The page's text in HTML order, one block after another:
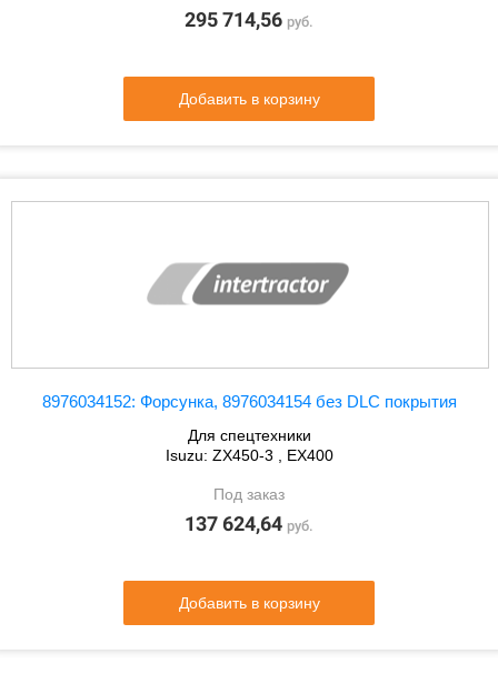
295 714,56 руб.
Добавить в корзину
8976034152: Форсунка, 8976034154 без DLC покрытия
Для спецтехники
Isuzu: ZX450-3 , EX400
Под заказ
137 624,64 руб.
Добавить в корзину